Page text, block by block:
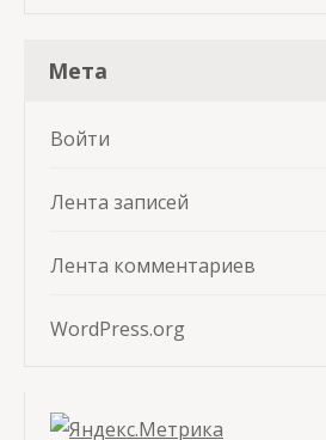
Мета
Войти
Лента записей
Лента комментариев
WordPress.org